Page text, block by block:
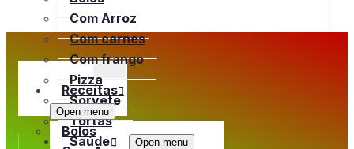
Com Arroz
Com carnes
Com frango
Pizza
Sorvete
Tortas
Saúde
Open menu
Receitas
Open menu
Bolos